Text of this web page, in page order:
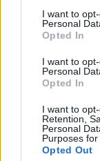
I want to
Personal
Opted In
I want to
Personal
Opted In
I want to
Retention,
Personal
Purposes for
Opted Out
Σήμερα
Στην Αττική
19, στην
Ηράκλειο